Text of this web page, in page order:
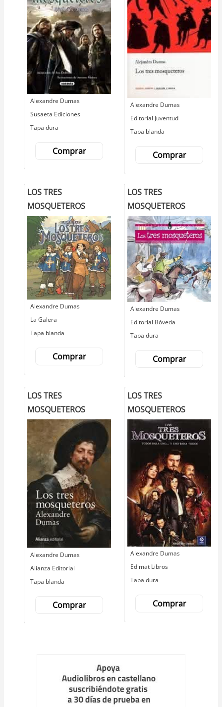
Autor
Alexandre Dumas
Editorial
Susaeta Ediciones
Tapa dura
Comprar
Autor
Alexandre Dumas
Editorial
Editorial Juventud
Tapa blanda
Comprar
LOS TRES
MOSQUETEROS
Autor
Alexandre Dumas
Editorial
La Galera
Tapa blanda
Comprar
LOS TRES
MOSQUETEROS
Autor
Alexandre Dumas
Editorial
Editorial Bóveda
Tapa dura
Comprar
LOS TRES
MOSQUETEROS
Autor
Alexandre Dumas
Editorial
Alianza Editorial
Tapa blanda
Comprar
LOS TRES
MOSQUETEROS
Autor
Alexandre Dumas
Editorial
Edimat Libros
Tapa dura
Comprar